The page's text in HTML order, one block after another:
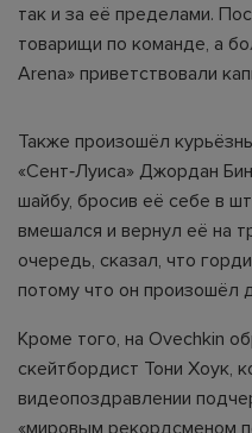
так и за её пределами.
товарищи по команде, а
Arena» приветствовали
Также произошёл
«Сент‑Луиса» Джордан
шайбу, бросив её себе в
вмешался и вернул её на
очередь, сказал, что
потому что он произошёл
Кроме того, на Ovechkin
скейтбордист Тони Хоук,
видеопоздравлении
«мировым рекордсменом